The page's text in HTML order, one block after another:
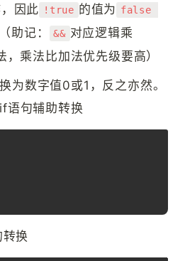
因此 !true 的值为 false
助记： && 对应逻辑乘
，乘法比加法优先级要高）
为数字值0或1，反之亦然。
语句辅助转换
换